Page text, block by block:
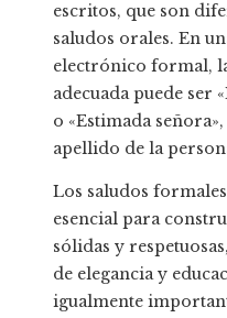
escritos, que son
saludos orales. En
electrónico formal,
adecuada puede ser
o «Estimada
apellido de la
Los saludos
esencial para
sólidas y
de elegancia y
igualmente